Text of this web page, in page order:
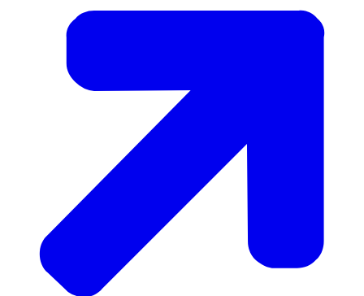
Meer informatie over ritmachtigingen en het aanvragen
staat op de website van de NIWO.